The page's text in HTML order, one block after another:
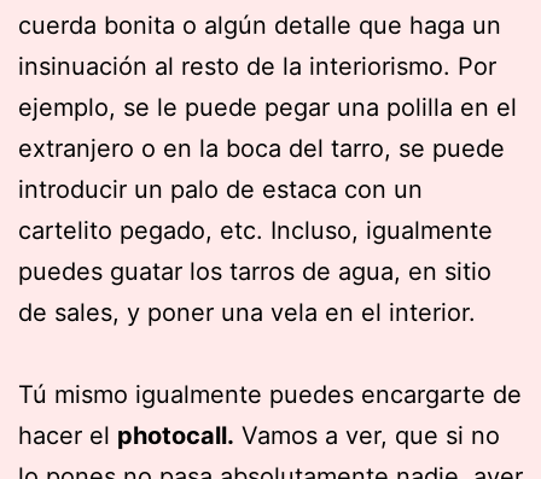
cuerda bonita o algún detalle que haga un
insinuación al resto de la interiorismo. Por
ejemplo, se le puede pegar una polilla en el
extranjero o en la boca del tarro, se puede
introducir un palo de estaca con un
cartelito pegado, etc. Incluso, igualmente
puedes guatar los tarros de agua, en sitio
de sales, y poner una vela en el interior.
Tú mismo igualmente puedes encargarte de
hacer el photocall. Vamos a ver, que si no